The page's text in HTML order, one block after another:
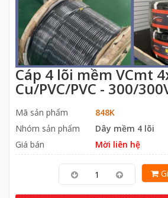
Cáp 4 lõi mềm VCmt
Cu/PVC/PVC - 300/
Mã sản phẩm
848K
Nhóm sản phẩm
Dây mềm 4 lõi
Giá bán
Mời liên hệ